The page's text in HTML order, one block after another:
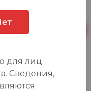
до
для лиц
Сведения,